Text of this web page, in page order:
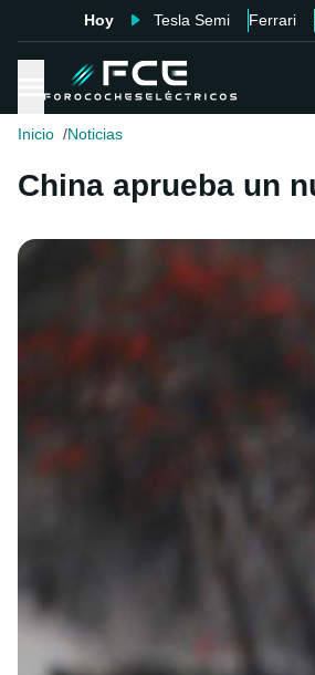
Hoy Tesla Semi Ferrari
Inicio Noticias
China aprueba un